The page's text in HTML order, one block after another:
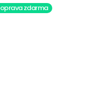
zdarma